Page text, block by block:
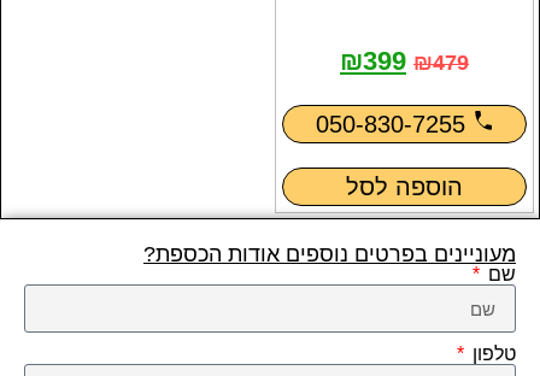
₪479
₪399
050-830-7255
הוספה לסל
מעוניינים בפרטים נוספים אודות הכספת?
שם
טלפון